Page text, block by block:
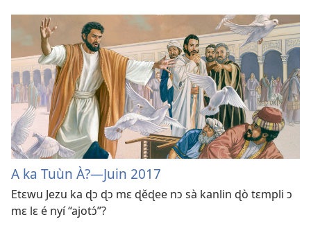
A ka Tuùn À?—Juin 2017
Etɛwu Jezu ka ɖɔ ɖɔ mɛ ɖěɖee nɔ sà kanlin ɖò tɛmpli ɔ
mɛ lɛ é nyí “ajotɔ́”?